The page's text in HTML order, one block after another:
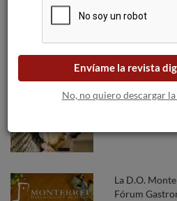
Articulos recomendados
La presidenta
gerente del
experimental
Louis
La D.O.
Fórum
Envíame la revista
No, no quiero descargar